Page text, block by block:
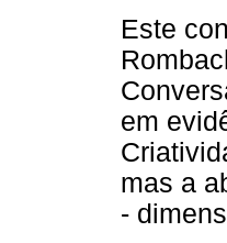
Este
em
mas a
-